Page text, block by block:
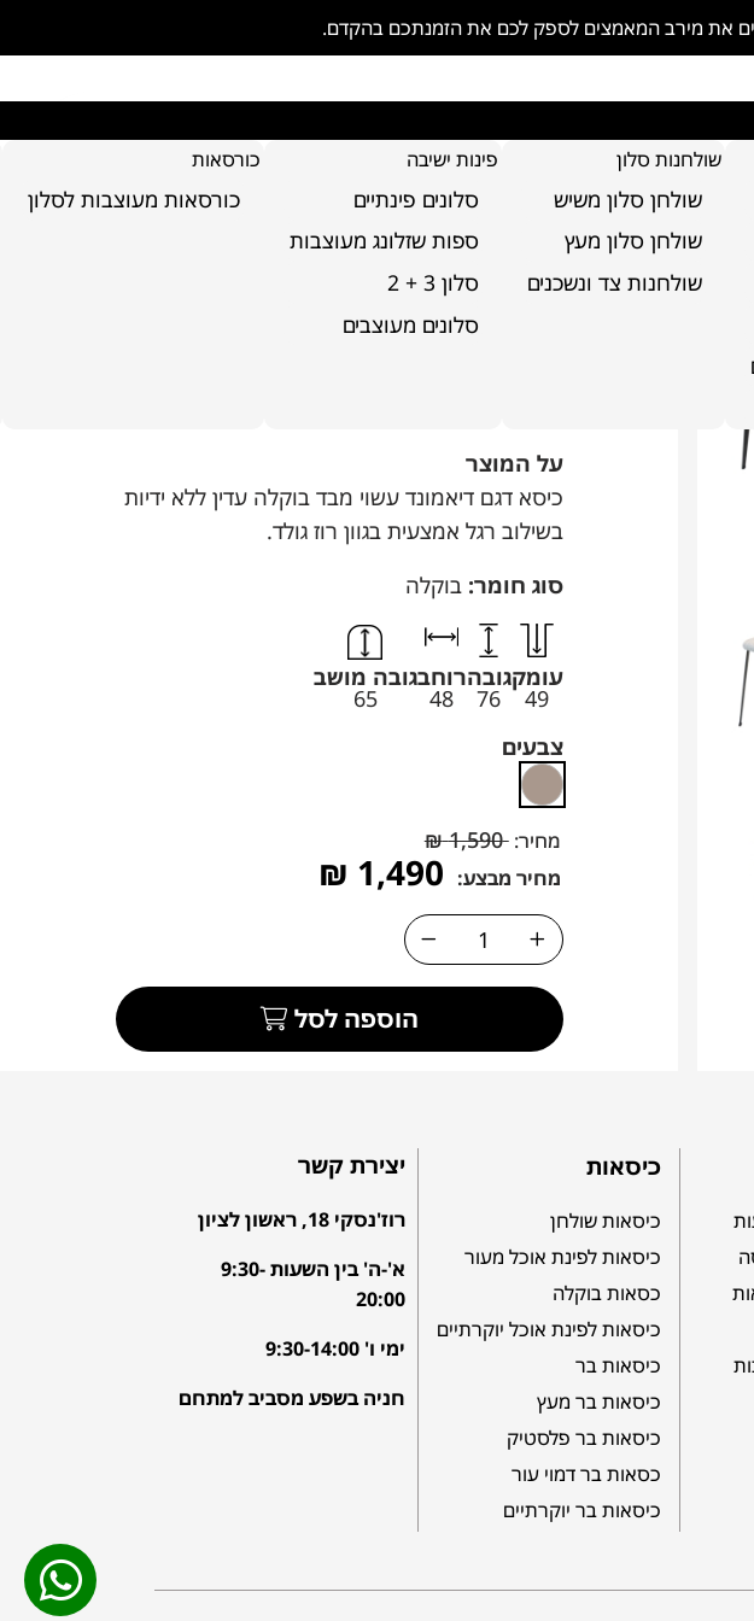
את מירב המאמצים לספק לכם את הזמנתכם בהקדם.
שולחנות סלון
שולחן סלון משיש
שולחן סלון מעץ
שולחנות צד ונשכנים
פינות ישיבה
סלונים פינתיים
ספות שזלונג מעוצבות
סלון 3 + 2
סלונים מעוצבים
כורסאות
כורסאות מעוצבות לסלון
כיסא שולחן דגם
דיאמונד
על המוצר
כיסא דגם דיאמונד עשוי מבד בוקלה עדין ללא ידיות
בשילוב רגל אמצעית בגוון רוז גולד.
סוג חומר:בוקלה
עומק
49
גובה
76
רוחב
48
גובה מושב
65
צבעים
מחיר: 1,590
₪
מחיר מבצע: 1,490
₪
הוספה לסל
כיסאות
כיסאות שולחן
כיסאות לפינת אוכל מעור
כסאות בוקלה
כיסאות לפינת אוכל יוקרתיים
כיסאות בר
כיסאות בר מעץ
כיסאות בר פלסטיק
כסאות בר דמוי עור
כיסאות בר יוקרתיים
יצירת קשר
רוז'נסקי 18, ראשון לציון
א'-ה' בין השעות 9:30-
20:00
ימי ו' 9:30-14:00
חניה בשפע מסביב למתחם